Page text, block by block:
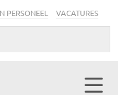
PERSONEEL VACATURES